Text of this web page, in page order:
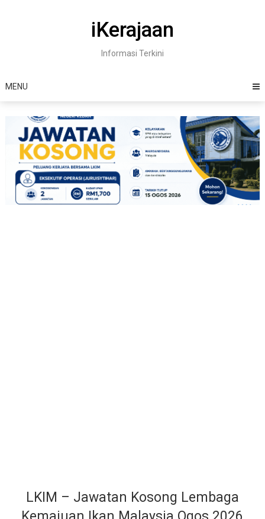
iKerajaan
Informasi Terkini
MENU
LKIM – Jawatan Kosong Lembaga